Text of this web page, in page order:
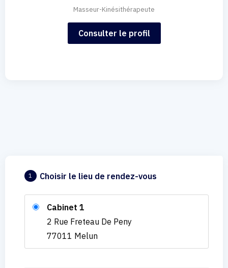
Masseur-Kinésithérapeute
Consulter le profil
1 Choisir le lieu de rendez-vous
Cabinet 1
2 Rue Freteau De Peny
77011 Melun